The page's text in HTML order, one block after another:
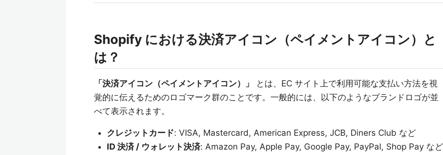
Shopify における決済アイコン（ペイメントアイコン）と
は？
「決済アイコン（ペイメントアイコン）」
とは、EC サイト上で利用可能な支払い方法を視
覚的に伝えるためのロゴマーク群のことです。一般的には、以下のようなブランドロゴが並
べて表示されます。
クレジットカード: VISA, Mastercard, American Express, JCB, Diners Club など
ID 決済 / ウォレット決済: Amazon Pay, Apple Pay, Google Pay, PayPal, Shop Pay など